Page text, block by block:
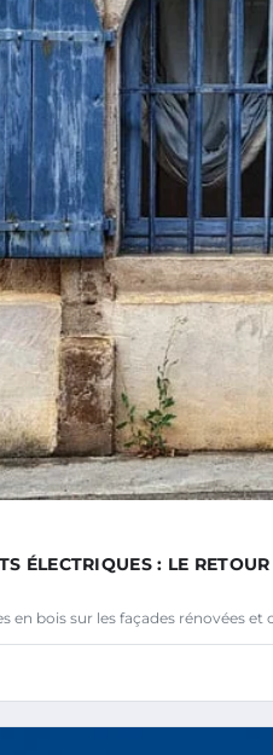
ÉLECTRIQUES : LE
en bois sur les façades rénovées